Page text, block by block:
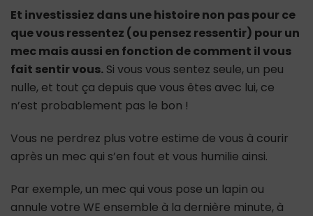
Et investissiez dans une histoire non pas pour ce
que vous ressentez (ou pensez ressentir) pour un
mec mais aussi en fonction de comment il vous
fait sentir vous. Si vous vous sentez seule, un peu
nulle, et tout ça depuis que vous êtes avec lui, ce
n’est probablement pas le bon !
Vous ne perdrez plus votre estime de vous à courir
après un mec qui s’en fout et vous humilie ainsi.
Par exemple, un mec qui vous pose un lapin ou
annule votre WE ensemble à la dernière minute, à